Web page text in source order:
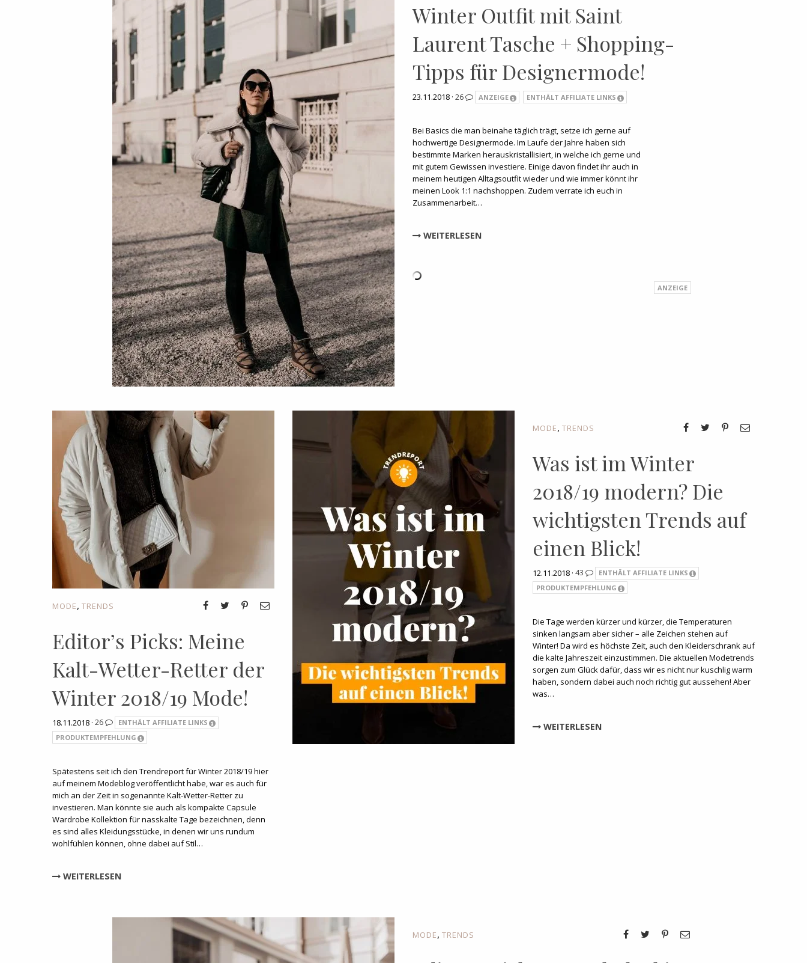
Winter Outfit mit Saint
Laurent Tasche + Shopping-
Tipps für Designermode!
23.11.2018 · 26 ANZEIGE ENTHÄLT AFFILIATE LINKS
Bei Basics die man beinahe täglich trägt, setze ich gerne auf
hochwertige Designermode. Im Laufe der Jahre haben sich
bestimmte Marken herauskristallisiert, in welche ich gerne und
mit gutem Gewissen investiere. Einige davon findet ihr auch in
meinem heutigen Alltagsoutfit wieder und wie immer könnt ihr
meinen Look 1:1 nachshoppen. Zudem verrate ich euch in
Zusammenarbeit…
WEITERLESEN
MODE, TRENDS
Editor’s Picks: Meine
Kalt-Wetter-Retter der
Winter 2018/19 Mode!
18.11.2018 · 26
ENTHÄLT AFFILIATE LINKS
PRODUKTEMPFEHLUNG
Spätestens seit ich den Trendreport für Winter 2018/19 hier
auf meinem Modeblog veröffentlicht habe, war es auch für
mich an der Zeit in sogenannte Kalt-Wetter-Retter zu
investieren. Man könnte sie auch als kompakte Capsule
Wardrobe Kollektion für nasskalte Tage bezeichnen, denn
es sind alles Kleidungsstücke, in denen wir uns rundum
wohlfühlen können, ohne dabei auf Stil…
WEITERLESEN
MODE, TRENDS
Was ist im Winter
2018/19 modern? Die
wichtigsten Trends auf
einen Blick!
12.11.2018 · 43
ENTHÄLT AFFILIATE LINKS
PRODUKTEMPFEHLUNG
Die Tage werden kürzer und kürzer, die Temperaturen
sinken langsam aber sicher – alle Zeichen stehen auf
Winter! Da wird es höchste Zeit, auch den Kleiderschrank auf
die kalte Jahreszeit einzustimmen. Die aktuellen Modetrends
sorgen zum Glück dafür, dass wir es nicht nur kuschlig warm
haben, sondern dabei auch noch richtig gut aussehen! Aber
was…
WEITERLESEN
MODE, TRENDS